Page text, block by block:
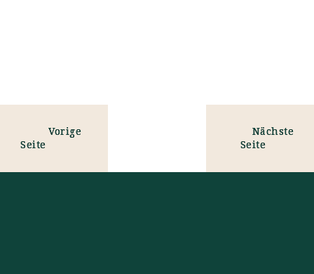
Vorige
Seite
Nächste
Seite